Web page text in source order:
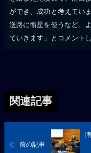
ができ、成功と考えてい
送路に衛星を使うなど、
ていきます」とコメントし
関連記事
前の記事
[